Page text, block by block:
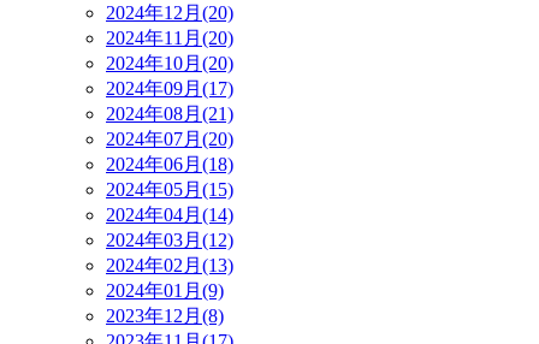
2024年12月(20)
2024年11月(20)
2024年10月(20)
2024年09月(17)
2024年08月(21)
2024年07月(20)
2024年06月(18)
2024年05月(15)
2024年04月(14)
2024年03月(12)
2024年02月(13)
2024年01月(9)
2023年12月(8)